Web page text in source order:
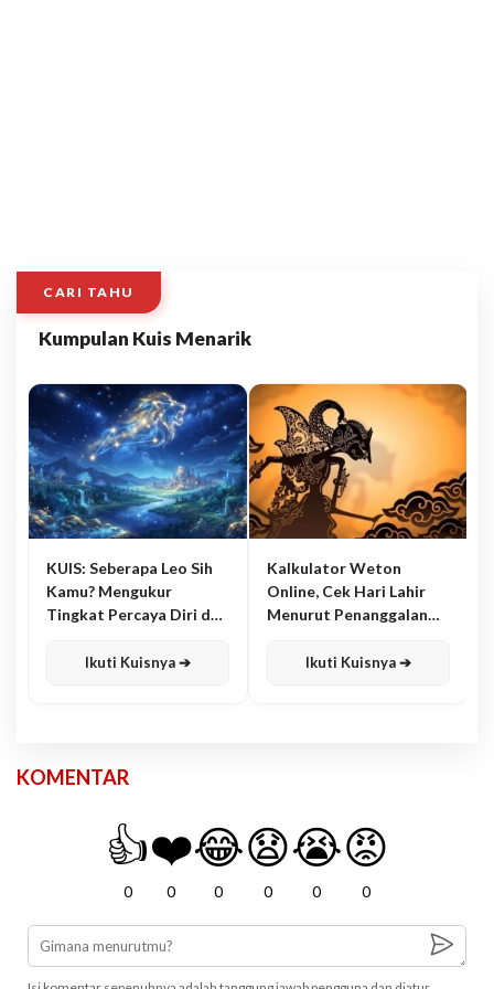
CARI TAHU
Kumpulan Kuis Menarik
KUIS: Seberapa Leo Sih
Kamu? Mengukur
Tingkat Percaya Diri dan
Ikuti Kuisnya ➔
Kalkulator Weton
Online, Cek Hari Lahir
Menurut Penanggalan
Ikuti Kuisnya ➔
KOMENTAR
👍
0
❤️
0
😂
0
😧
0
😭
0
😡
0